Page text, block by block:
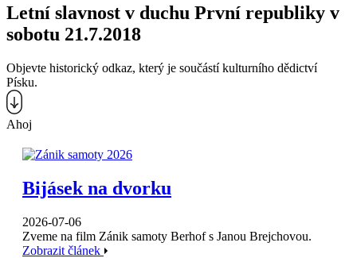
Letní slavnost v duchu První republiky v
sobotu 21.7.2018
Objevte historický odkaz, který je součástí kulturního dědictví
Písku.
Ahoj
Bijásek na dvorku
2026-07-06
Zveme na film Zánik samoty Berhof s Janou Brejchovou.
Zobrazit článek